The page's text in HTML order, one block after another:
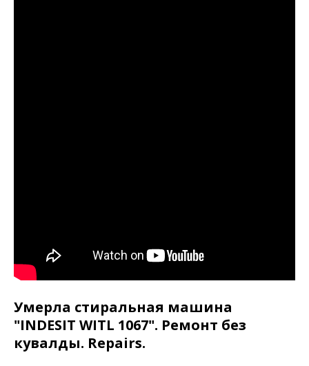
Умерла стиральная машина
"INDESIT WITL 1067". Ремонт без
кувалды. Repairs.